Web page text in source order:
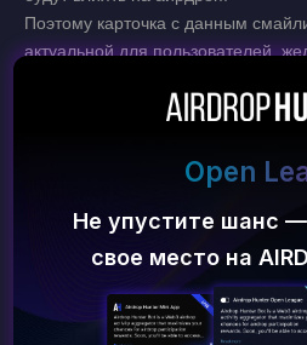
Поэтому карточка с данным
актуальной для пользователей,
пометки и
помогают понять актуальность
подойти к выбору проектов на
для получения